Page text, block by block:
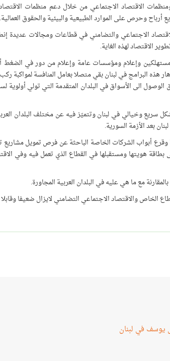
الاقتصاد الاجتماعي من خلال دعم منظمات
وحرص على الموارد الطبيعية والبيئية والحقوق العمالية.
الاجتماعي والتضامني في قطاعات ومجالات عديدة
الاقتصاد لهذه الغاية.
وإعلام ومؤسسات عامة وإعلام من دور في الضغط
هذه البرامج في لبنان بقي متصلا بعامل المنافسة لمواكبة
الى الأسواق في البلدان المتقدمة التي تولي أولوية
سريع وخيالي في لبنان وتتميّز فيه عن مختلف البلدان
بعد الأزمة السورية.
أبواب الشركات الخاصة الباحثة عن فرص تمويل مشاريع
هويتها ومستقبلها في القطاع الذي تعمل فيه وفي
مع ما هي عليه في البلدان العربية المجاورة.
الخاص والاقتصاد الاجتماعي التضامني لايزال ضعيفا
يوسف في لبنان